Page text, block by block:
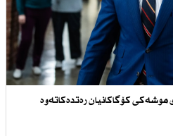
كۆگاكانیان رەتدەكاتەوە